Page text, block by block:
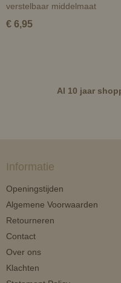
verstelbaar middelmaat
€ 6,95
Al 10 jaar
Informatie
Openingstijden
Algemene Voorwaarden
Retourneren
Contact
Over ons
Klachten